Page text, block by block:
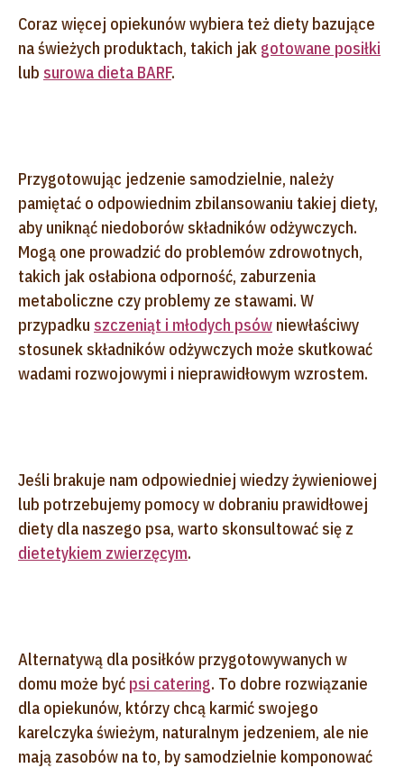
Coraz więcej opiekunów wybiera też diety bazujące
na świeżych produktach, takich jak gotowane posiłki
lub surowa dieta BARF.
Przygotowując jedzenie samodzielnie, należy
pamiętać o odpowiednim zbilansowaniu takiej diety,
aby uniknąć niedoborów składników odżywczych.
Mogą one prowadzić do problemów zdrowotnych,
takich jak osłabiona odporność, zaburzenia
metaboliczne czy problemy ze stawami. W
przypadku szczeniąt i młodych psów niewłaściwy
stosunek składników odżywczych może skutkować
wadami rozwojowymi i nieprawidłowym wzrostem.
Jeśli brakuje nam odpowiedniej wiedzy żywieniowej
lub potrzebujemy pomocy w dobraniu prawidłowej
diety dla naszego psa, warto skonsultować się z
dietetykiem zwierzęcym.
Alternatywą dla posiłków przygotowywanych w
domu może być psi catering. To dobre rozwiązanie
dla opiekunów, którzy chcą karmić swojego
karelczyka świeżym, naturalnym jedzeniem, ale nie
mają zasobów na to, by samodzielnie komponować